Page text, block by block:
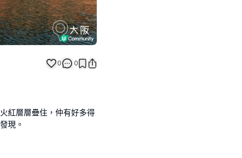
0 0
紅層層疊住，仲有好多得
現。